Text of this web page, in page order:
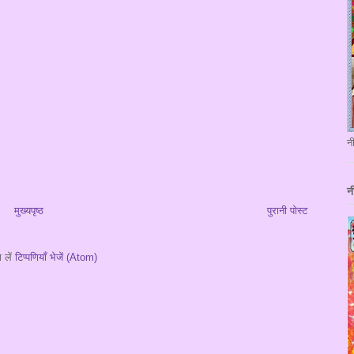
पुरानी पोस्ट
मुख्यपृष्ठ
लें टिप्पणियाँ भेजें (Atom)